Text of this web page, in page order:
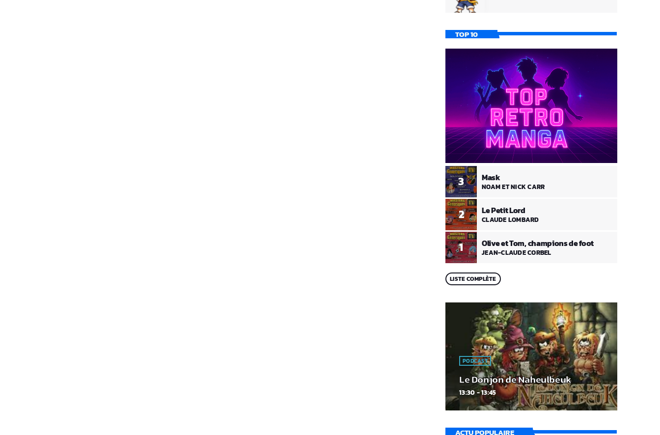
TOP 10
1 Olive et Tom, champions de foot
JEAN-CLAUDE CORBEL
2 Le Petit Lord
CLAUDE LOMBARD
3 Mask
NOAM ET NICK CARR
LISTE COMPLÈTE
PODCAST
Le Donjon de Naheulbeuk
13:30 - 13:45
ACTU POPULAIRE